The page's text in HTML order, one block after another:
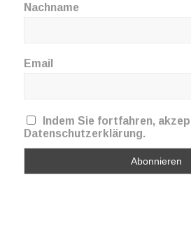
Nachname
Email
Indem Sie fortfahren,
Datenschutzerklärung.